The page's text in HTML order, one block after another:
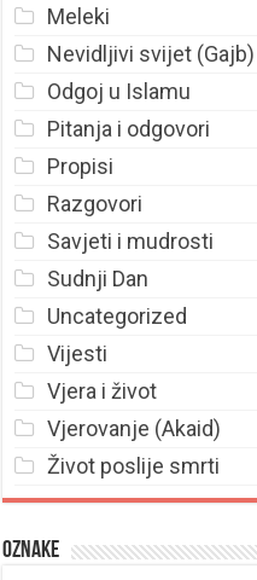
Meleki
Nevidljivi svijet (Gajb)
Odgoj u Islamu
Pitanja i odgovori
Propisi
Razgovori
Savjeti i mudrosti
Sudnji Dan
Uncategorized
Vijesti
Vjera i život
Vjerovanje (Akaid)
Život poslije smrti
Oznake